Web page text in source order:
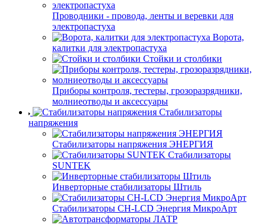
Проводники - провода, ленты и веревки для
электропастуха
Ворота,
калитки для электропастуха
Стойки и столбики
Приборы контроля, тестеры, грозоразрядники,
молниеотводы и аксессуары
Стабилизаторы
напряжения
Стабилизаторы напряжения ЭНЕРГИЯ
Стабилизаторы
SUNTEK
Инверторные стабилизаторы Штиль
Стабилизаторы СН-LCD Энepгия МикроАрт